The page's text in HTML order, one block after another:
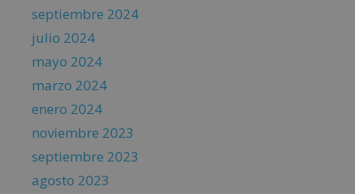
septiembre 2024
julio 2024
mayo 2024
marzo 2024
enero 2024
noviembre 2023
septiembre 2023
agosto 2023